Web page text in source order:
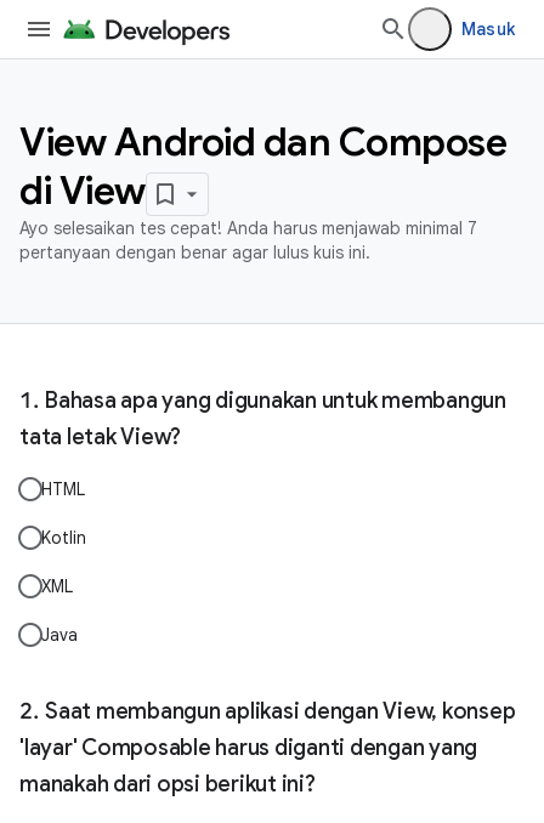
Masuk
View Android dan Compose
di View
Ayo selesaikan tes cepat! Anda harus menjawab minimal 7
pertanyaan dengan benar agar lulus kuis ini.
Bahasa apa yang digunakan untuk membangun
tata letak View?
HTML
Kotlin
XML
Java
Saat membangun aplikasi dengan View, konsep
'layar' Composable harus diganti dengan yang
manakah dari opsi berikut ini?